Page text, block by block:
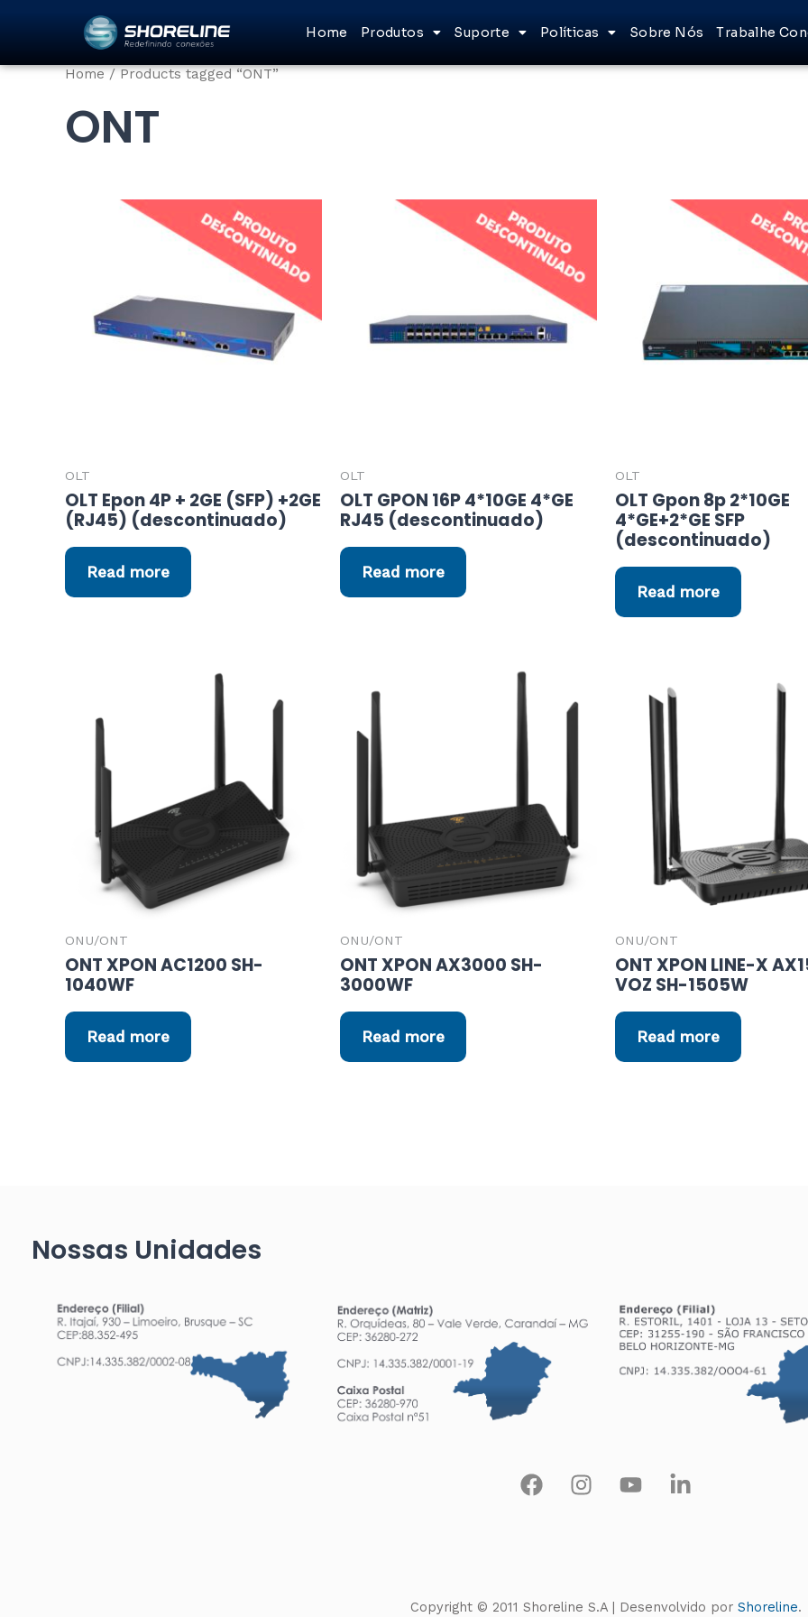
conteúdo
Home Produtos Suporte Políticas Sobre Nós Trabalhe
Home/ Products tagged “ONT”
ONT
OLT
OLT Epon 4P + 2GE (SFP) +2GE
(RJ45) (descontinuado)
Read more
OLT
OLT GPON 16P 4*10GE 4*GE
RJ45 (descontinuado)
Read more
OLT
OLT Gpon 8p 2*10GE
4*GE+2*GE SFP
(descontinuado)
Read more
ONU/ONT
ONT XPON AC1200 SH-
1040WF
Read more
ONU/ONT
ONT XPON AX3000 SH-
3000WF
Read more
ONU/ONT
ONT XPON LINE-X
VOZ SH-1505W
Read more
Nossas Unidades
Copyright © 2011 Shoreline S.A | Desenvolvido por Shoreline.